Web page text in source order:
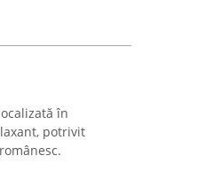
în
potrivit